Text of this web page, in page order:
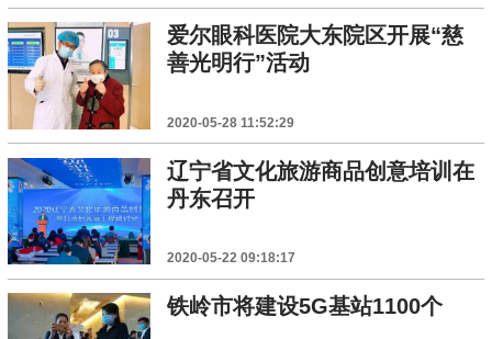
爱尔眼科医院大东院区开展“慈
善光明行”活动
2020-05-28 11:52:29
辽宁省文化旅游商品创意培训在
丹东召开
2020-05-22 09:18:17
铁岭市将建设5G基站1100个